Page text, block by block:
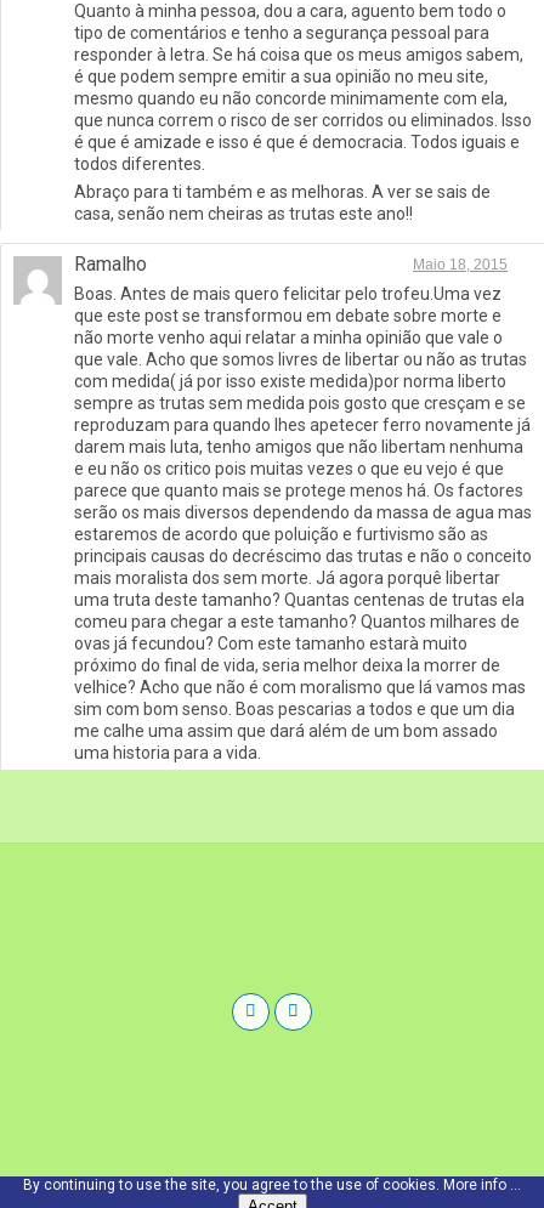
Quanto à minha pessoa, dou a cara, aguento bem todo o
tipo de comentários e tenho a segurança pessoal para
responder à letra. Se há coisa que os meus amigos sabem,
é que podem sempre emitir a sua opinião no meu site,
mesmo quando eu não concorde minimamente com ela,
que nunca correm o risco de ser corridos ou eliminados. Isso
é que é amizade e isso é que é democracia. Todos iguais e
todos diferentes.
Abraço para ti também e as melhoras. A ver se sais de
casa, senão nem cheiras as trutas este ano!!
Ramalho Maio 18, 2015
Boas. Antes de mais quero felicitar pelo trofeu.Uma vez
que este post se transformou em debate sobre morte e
não morte venho aqui relatar a minha opinião que vale o
que vale. Acho que somos livres de libertar ou não as trutas
com medida( já por isso existe medida)por norma liberto
sempre as trutas sem medida pois gosto que cresçam e se
reproduzam para quando lhes apetecer ferro novamente já
darem mais luta, tenho amigos que não libertam nenhuma
e eu não os critico pois muitas vezes o que eu vejo é que
parece que quanto mais se protege menos há. Os factores
serão os mais diversos dependendo da massa de agua mas
estaremos de acordo que poluição e furtivismo são as
principais causas do decréscimo das trutas e não o conceito
mais moralista dos sem morte. Já agora porquê libertar
uma truta deste tamanho? Quantas centenas de trutas ela
comeu para chegar a este tamanho? Quantos milhares de
ovas já fecundou? Com este tamanho estarà muito
próximo do final de vida, seria melhor deixa la morrer de
velhice? Acho que não é com moralismo que lá vamos mas
sim com bom senso. Boas pescarias a todos e que um dia
me calhe uma assim que dará além de um bom assado
uma historia para a vida.
By continuing to use the site, you agree to the use of cookies. More info ...